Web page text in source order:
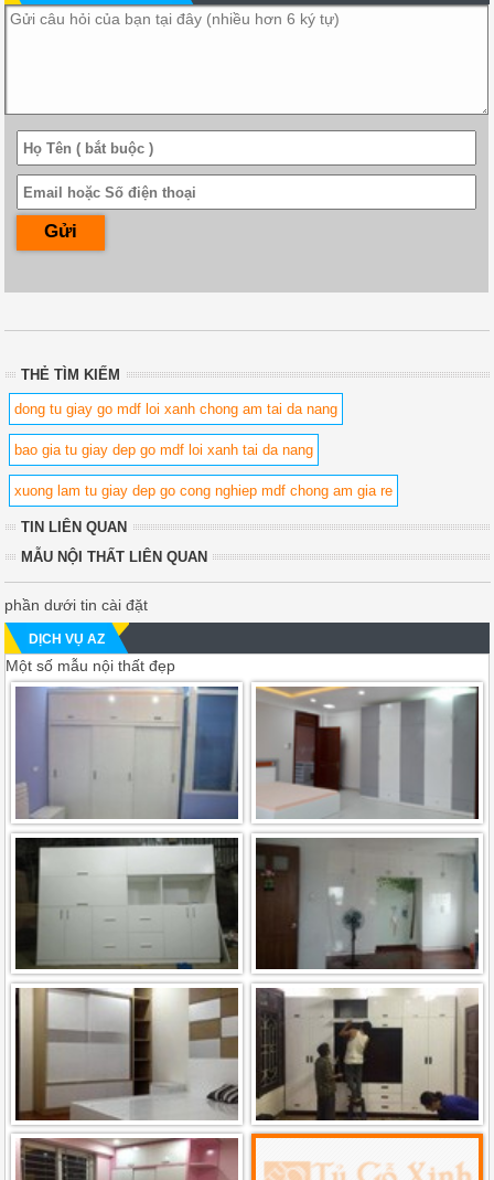
THẺ TÌM KIẾM
dong tu giay go mdf loi xanh chong am tai da nang
bao gia tu giay dep go mdf loi xanh tai da nang
xuong lam tu giay dep go cong nghiep mdf chong am gia re
TIN LIÊN QUAN
MẪU NỘI THẤT LIÊN QUAN
phần dưới tin cài đặt
DỊCH VỤ AZ
Một số mẫu nội thất đẹp